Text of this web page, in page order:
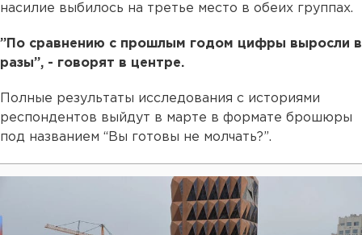
насилие выбилось на третье место в обеих группах.
”По сравнению с прошлым годом цифры выросли в
разы”, - говорят в центре.
Полные результаты исследования с историями
респондентов выйдут в марте в формате брошюры
под названием “Вы готовы не молчать?”.